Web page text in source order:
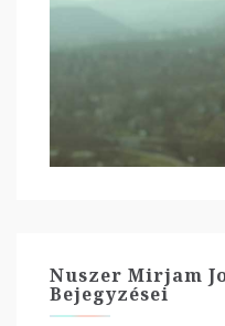
Nuszer Mirjam
Bejegyzései